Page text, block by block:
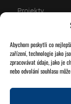
Abychom poskytli co
zařízení, technologie jako
zpracovávat údaje, jako je
nebo odvolání souhlasu
Projekty
Kalendář
O nás